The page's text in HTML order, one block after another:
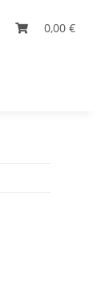
0,00 €